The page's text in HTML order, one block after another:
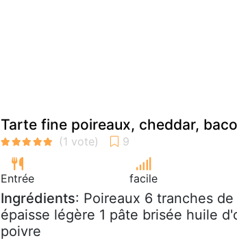
Tarte fine poireaux, cheddar,
Entrée facile
Ingrédients: Poireaux 6 tranches
épaisse légère 1 pâte brisée huile
poivre